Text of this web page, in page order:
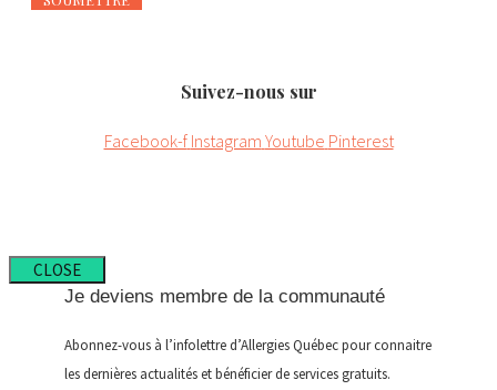
Suivez-nous sur
Facebook-f Instagram Youtube Pinterest
CLOSE
Je deviens membre de la communauté
Abonnez-vous à l’infolettre d’Allergies Québec pour connaitre
les dernières actualités et bénéficier de services gratuits.